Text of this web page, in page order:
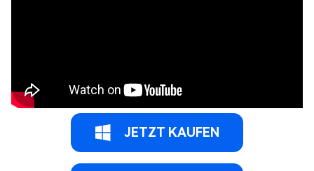
JETZT KAUFEN